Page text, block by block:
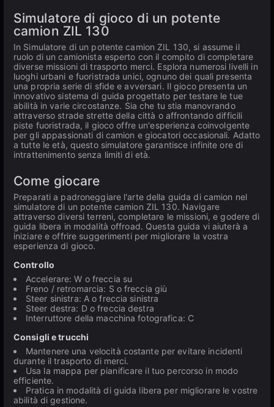
Simulatore di gioco di un potente
camion ZIL 130
In Simulatore di un potente camion ZIL 130, si assume il
ruolo di un camionista esperto con il compito di completare
diverse missioni di trasporto merci. Esplora numerosi livelli in
luoghi urbani e fuoristrada unici, ognuno dei quali presenta
una propria serie di sfide e avversari. Il gioco presenta un
innovativo sistema di guida progettato per testare le tue
abilità in varie circostanze. Sia che tu stia manovrando
attraverso strade strette della città o affrontando difficili
piste fuoristrada, il gioco offre un'esperienza coinvolgente
per gli appassionati di camion e giocatori occasionali. Adatto
a tutte le età, questo simulatore garantisce infinite ore di
intrattenimento senza limiti di età.
Come giocare
Preparati a padroneggiare l'arte della guida di camion nel
simulatore di un potente camion ZIL 130. Navigare
attraverso diversi terreni, completare le missioni, e godere di
guida libera in modalità offroad. Questa guida vi aiuterà a
iniziare e offrire suggerimenti per migliorare la vostra
esperienza di gioco.
Controllo
Accelerare: W o freccia su
Freno / retromarcia: S o freccia giù
Steer sinistra: A o freccia sinistra
Steer destra: D o freccia destra
Interruttore della macchina fotografica: C
Consigli e trucchi
Mantenere una velocità costante per evitare incidenti
durante il trasporto di merci.
Usa la mappa per pianificare il tuo percorso in modo
efficiente.
Pratica in modalità di guida libera per migliorare le vostre
abilità di gestione.